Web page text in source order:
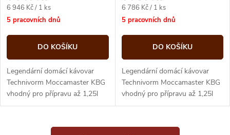
Měrná
cena:
6 946 Kč / 1 ks
5 pracovních dnů
DO KOŠÍKU
Legendární domácí kávovar
Technivorm Moccamaster KBG
vhodný pro přípravu až 1,25l
dokonalé filtrované kávy
Měrná
cena:
6 786 Kč / 1 ks
5 pracovních dnů
DO KOŠÍKU
Legendární domácí kávovar
Technivorm Moccamaster KBG
vhodný pro přípravu až 1,25l
dokonalé filtrované kávy